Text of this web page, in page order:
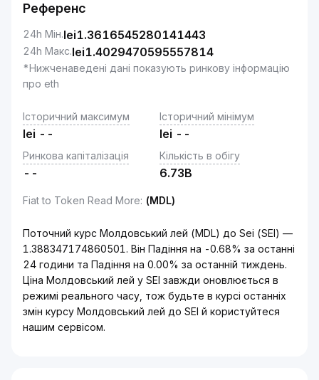
Референс
24h Мін.lei1.3616545280141443
24h Макс.lei1.4029470595557814
*Нижченаведені дані показують ринкову інформацію
про eth
Історичний максимум
lei --
Історичний мінімум
lei --
Ринкова капіталізація
--
Кількість в обігу
6.73B
Fiat to Token Read More: (MDL)
Поточний курс Молдовський лей (MDL) до Sei (SEI) —
1.388347174860501. Він Падіння на -0.68% за останні
24 години та Падіння на 0.00% за останній тиждень.
Ціна Молдовський лей у SEI завжди оновлюється в
режимі реального часу, тож будьте в курсі останніх
змін курсу Молдовський лей до SEI й користуйтеся
нашим сервісом.